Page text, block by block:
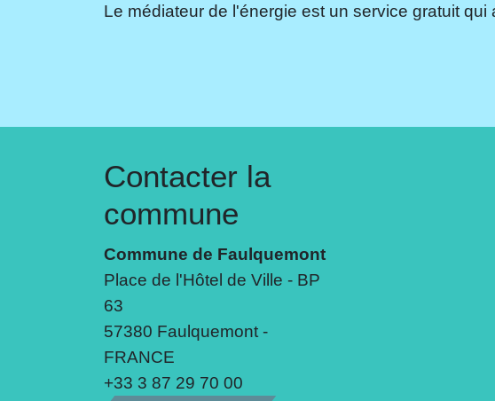
Le médiateur de l'énergie est un service gratuit
Contacter la
commune
Commune de Faulquemont
Place de l'Hôtel de Ville - BP
63
57380 Faulquemont -
FRANCE
+33 3 87 29 70 00